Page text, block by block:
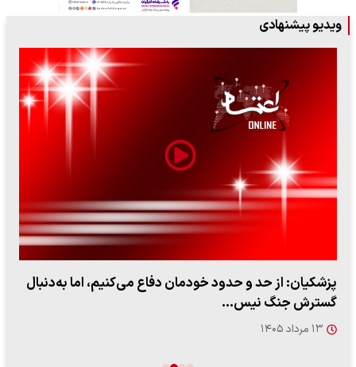
ویدیو پیشنهادی
پزشکیان: از حد و حدود خودمان دفاع می‌کنیم، اما به‌دنبال
گسترش جنگ نیس…
۱۳ مرداد ۱۴۰۵